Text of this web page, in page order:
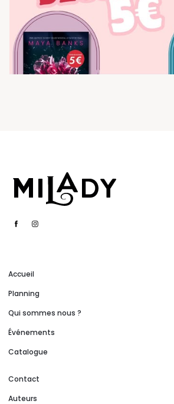
Accueil
Planning
Qui sommes nous ?
Événements
Catalogue
Contact
Auteurs